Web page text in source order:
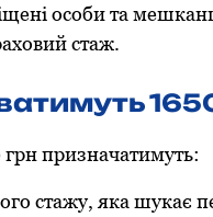
oсoби та
стаж.
призначатимуть:
стажу, яка шукає